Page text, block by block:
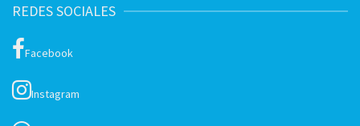
REDES SOCIALES
Facebook
Instagram